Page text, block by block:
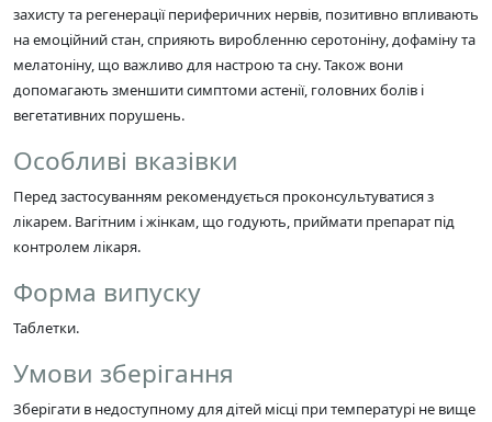
захисту та регенерації периферичних нервів, позитивно впливають
на емоційний стан, сприяють виробленню серотоніну, дофаміну та
мелатоніну, що важливо для настрою та сну. Також вони
допомагають зменшити симптоми астенії, головних болів і
вегетативних порушень.
Особливі вказівки
Перед застосуванням рекомендується проконсультуватися з
лікарем. Вагітним і жінкам, що годують, приймати препарат під
контролем лікаря.
Форма випуску
Таблетки.
Умови зберігання
Зберігати в недоступному для дітей місці при температурі не вище